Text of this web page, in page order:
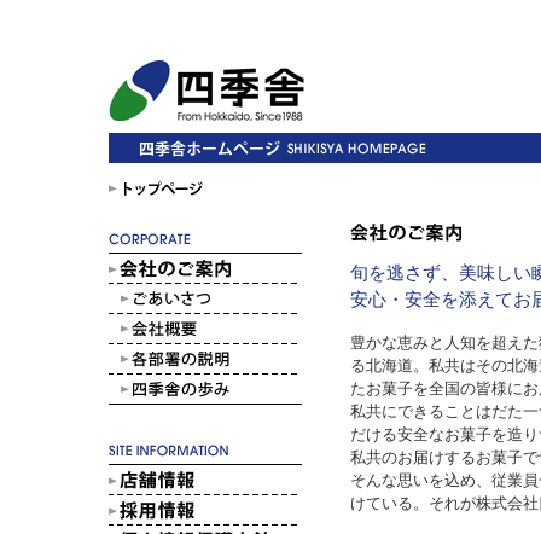
旬を逃さず、美味しい
安心・安全を添えてお
豊かな恵みと人知を超え
る北海道。私共はその北
たお菓子を全国の皆様に
私共にできることはだた
だける安全なお菓子を造
私共のお届けするお菓子
そんな思いを込め、従業
けている。それが株式会